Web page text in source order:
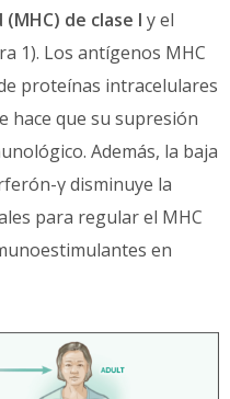
de clase I y el
1). Los antígenos MHC
proteínas intracelulares
hace que su supresión
Además, la baja
γ disminuye la
para regular el MHC
en